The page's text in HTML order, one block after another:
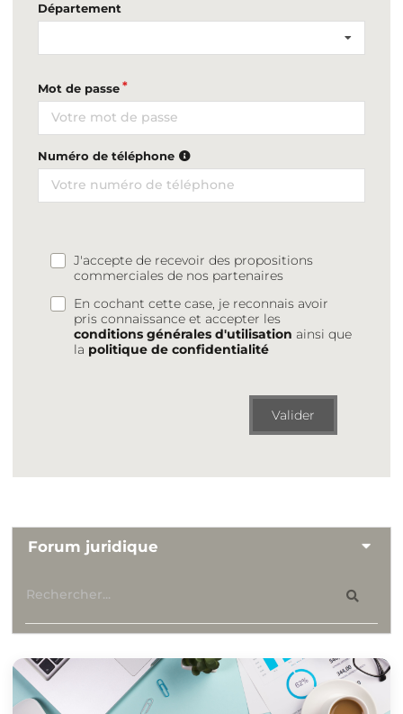
Département
Mot de passe
Numéro de téléphone
J'accepte de recevoir des propositions
commerciales de nos partenaires
En cochant cette case, je reconnais avoir
pris connaissance et accepter les
conditions générales d'utilisation ainsi que
la politique de confidentialité
Valider
Forum juridique